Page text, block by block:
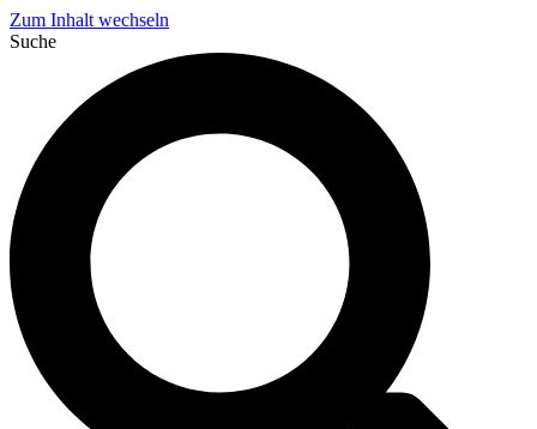
Zum Inhalt wechseln
Suche